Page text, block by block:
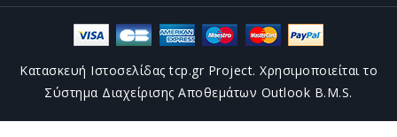
Κατασκευή Ιστοσελίδας tcp.gr Project. Χρησιμοποιείται το
Σύστημα Διαχείρισης Αποθεμάτων Outlook B.M.S.